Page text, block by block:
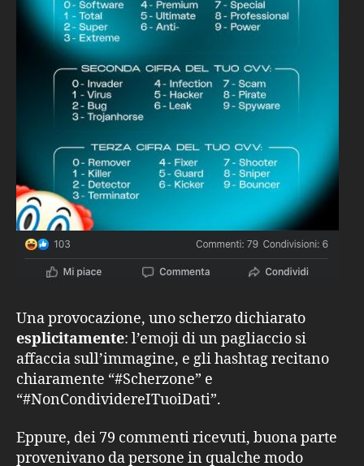
Una provocazione, uno scherzo dichiarato
esplicitamente: l’emoji di un pagliaccio si
affaccia sull’immagine, e gli hashtag recitano
chiaramente “#Scherzone” e
“#NonCondividereITuoiDati”.
Eppure, dei 79 commenti ricevuti, buona parte
provenivano da persone in qualche modo